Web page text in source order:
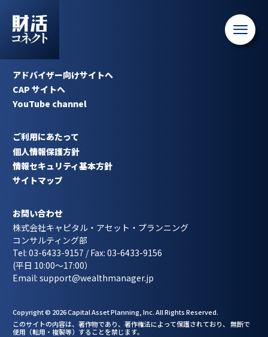
アドバイザー向けサイトへ
CAP サイトへ
YouTube channel
ご利用にあたって
個人情報保護方針
情報セキュリティ基本方針
サイトマップ
お問い合わせ
株式会社キャピタル・アセット・プランニング
コンサルティング部
Tel: 03-6433-9157 / Fax: 03-6433-9156
(平日 10:00〜17:00）
Email: support@wealthmanager.jp
Copyright © 2026 Capital Asset Planning, Inc. All Rights Reserved.
このサイトの内容は、著作物であり、著作権法によって保護されており、 無断で
使用（転用・複製等） することを禁じます。